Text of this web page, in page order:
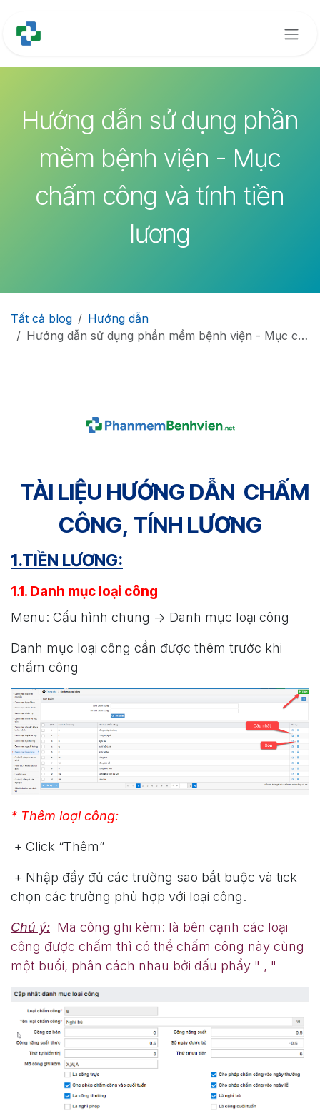
Hướng dẫn sử dụng phần
mềm bệnh viện - Mục
chấm công và tính tiền
lương
Tất cả blog
Hướng dẫn
Hướng dẫn sử dụng phần mềm bệnh viện - Mục chấm công và tính tiền lương
TÀI LIỆU HƯỚNG DẪN CHẤM
CÔNG, TÍNH LƯƠNG
1.TIỀN LƯƠNG:
1.1. Danh mục loại công
Menu: Cấu hình chung -> Danh mục loại công
Danh mục loại công cần được thêm trước khi
chấm công
* Thêm loại công:
+ Click “Thêm”
+ Nhập đầy đủ các trường sao bắt buộc và tick
chọn các trường phù hợp với loại công.
Chú ý: Mã công ghi kèm: là bên cạnh các loại
công được chấm thì có thể chấm công này cùng
một buổi, phân cách nhau bởi dấu phẩy " , "